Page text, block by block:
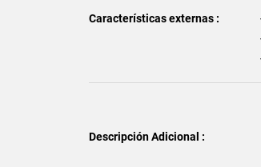
Características externas :
Descripción Adicional :